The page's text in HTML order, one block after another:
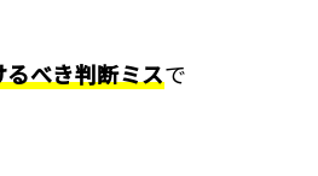
べき判断ミスで